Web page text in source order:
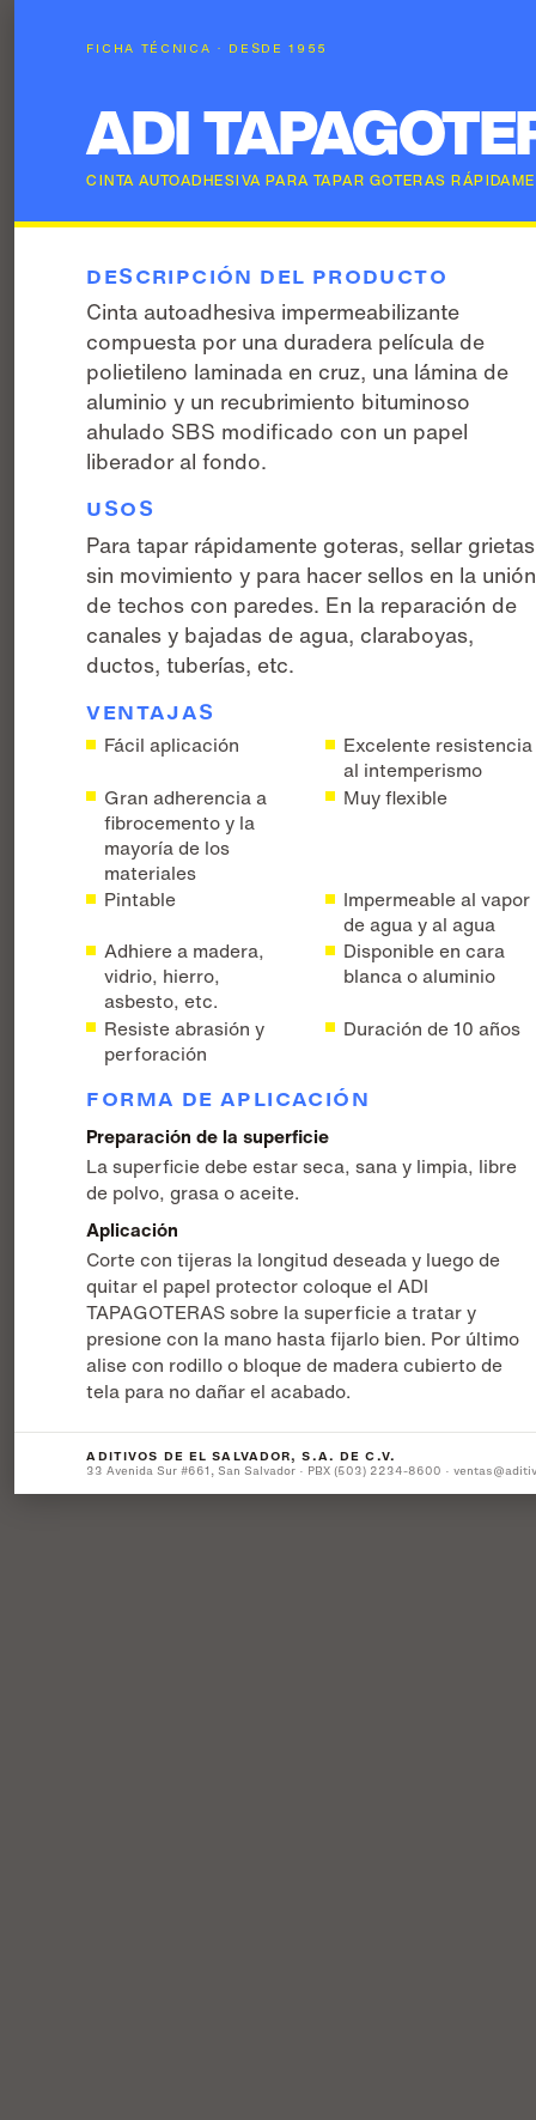
FICHA TÉCNICA · DESDE 1955
ADI
CINTA AUTOADHESIVA PARA TAPAR GOTERAS
DESCRIPCIÓN DEL PRODUCTO
Cinta autoadhesiva impermeabilizante
compuesta por una duradera película de
polietileno laminada en cruz, una lámina de
aluminio y un recubrimiento bituminoso
ahulado SBS modificado con un papel
liberador al fondo.
USOS
Para tapar rápidamente goteras, sellar grietas
sin movimiento y para hacer sellos en la unión
de techos con paredes. En la reparación de
canales y bajadas de agua, claraboyas,
ductos, tuberías, etc.
VENTAJAS
Fácil aplicación
Excelente resistencia
al intemperismo
Gran adherencia a
fibrocemento y la
mayoría de los
materiales
Muy flexible
Pintable
Impermeable al vapor
de agua y al agua
Adhiere a madera,
vidrio, hierro,
asbesto, etc.
Disponible en cara
blanca o aluminio
Resiste abrasión y
perforación
Duración de 10 años
FORMA DE APLICACIÓN
Preparación de la superficie
La superficie debe estar seca, sana y limpia, libre
de polvo, grasa o aceite.
Aplicación
Corte con tijeras la longitud deseada y luego de
quitar el papel protector coloque el ADI
TAPAGOTERAS sobre la superficie a tratar y
presione con la mano hasta fijarlo bien. Por último
alise con rodillo o bloque de madera cubierto de
tela para no dañar el acabado.
ADITIVOS DE EL SALVADOR, S.A. DE C.V.
33 Avenida Sur #661, San Salvador · PBX (503) 2234-8600 ·